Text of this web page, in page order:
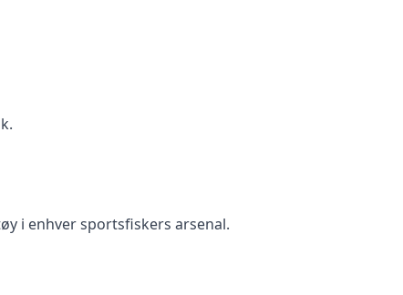
i enhver sportsfiskers arsenal.